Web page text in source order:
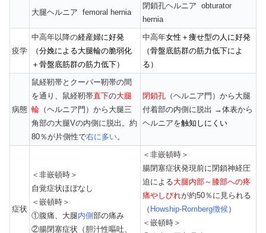
大腿ヘルニア femoral hernia
閉鎖孔ヘルニア obturator
hernia
疫学
中高年以降の経産婦に好発
（分娩による大腿輪の脆弱化
＋骨盤底筋群の筋力低下）
中高年女性＋痩せ型の人に好発
（骨盤底筋群の筋力低下によ
る）
病態
鼠経靭帯とクーパー靭帯の間
を通り、鼠経靭帯直下の大腿
輪 （ヘルニア門）から大腿三
角部の大腿Vの内側に脱出。約
80％が片側性で右に多い。
閉鎖孔 （ヘルニア門）から大腿
付着部の内側に脱出 →体表から
ヘルニアを触知しにくい
症状
＜非嵌頓時＞
自覚症状ほぼなし
＜嵌頓時＞
①腹痛、大腿内側部の痛み
②腸閉塞症状（胆汁性嘔吐、
＜非嵌頓時＞
腸閉塞症状発現前に閉鎖神経圧
迫による大腿内部～膝部への疼
痛やしびれが約50％に見られる
（ Howship-Romberg徴候）
＜嵌頓時＞